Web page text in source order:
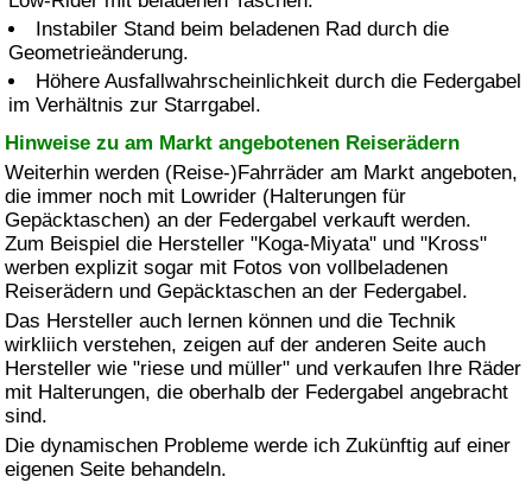
Instabiler Stand beim beladenen Rad durch die
Geometrieänderung.
Höhere Ausfallwahrscheinlichkeit durch die Federgabel
im Verhältnis zur Starrgabel.
Hinweise zu am Markt angebotenen Reiserädern
Weiterhin werden (Reise-)Fahrräder am Markt angeboten,
die immer noch mit Lowrider (Halterungen für
Gepäcktaschen) an der Federgabel verkauft werden.
Zum Beispiel die Hersteller "Koga-Miyata" und "Kross"
werben explizit sogar mit Fotos von vollbeladenen
Reiserädern und Gepäcktaschen an der Federgabel.
Das Hersteller auch lernen können und die Technik
wirkliich verstehen, zeigen auf der anderen Seite auch
Hersteller wie "riese und müller" und verkaufen Ihre Räder
mit Halterungen, die oberhalb der Federgabel angebracht
sind.
Die dynamischen Probleme werde ich Zukünftig auf einer
eigenen Seite behandeln.